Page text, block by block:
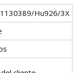
Hu926/3X